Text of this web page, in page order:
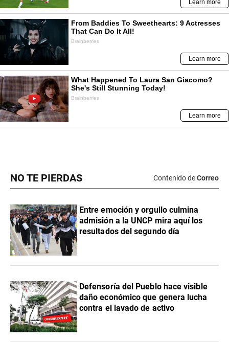
NO TE PIERDAS Contenido deCorreo
Entre emoción y orgullo culmina
admisión a la UNCP mira aquí los
resultados del segundo día
Defensoría del Pueblo hace visible
daño económico que genera lucha
contra el lavado de activo